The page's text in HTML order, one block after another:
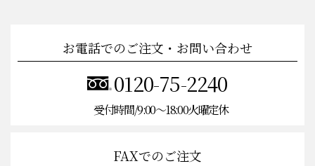
お電話でのご注文・お問い合わせ
0120-75-2240
受付時間/9:00〜18:00火曜定休
FAXでのご注文